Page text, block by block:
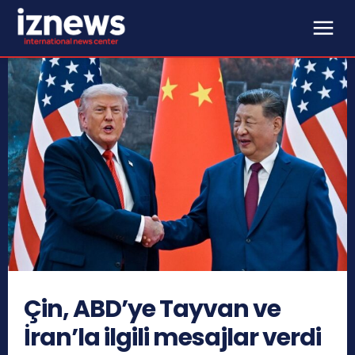
Çin, ABD’ye Tayvan ve
İran’la ilgili mesajlar verdi